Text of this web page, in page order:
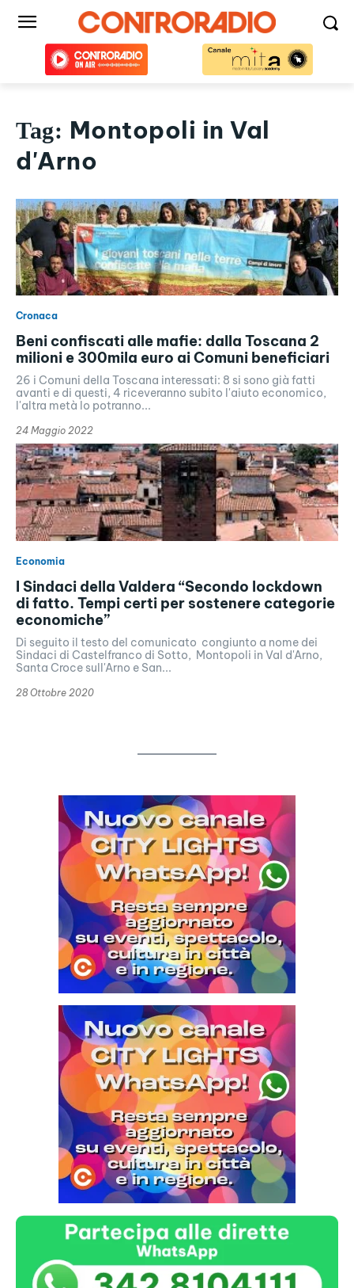
Tag: Montopoli in Val
d'Arno
Cronaca
Beni confiscati alle mafie: dalla Toscana 2
milioni e 300mila euro ai Comuni beneficiari
26 i Comuni della Toscana interessati: 8 si sono già fatti
avanti e di questi, 4 riceveranno subito l'aiuto economico,
l'altra metà lo potranno...
24 Maggio 2022
Economia
I Sindaci della Valdera “Secondo lockdown
di fatto. Tempi certi per sostenere categorie
economiche”
Di seguito il testo del comunicato congiunto a nome dei
Sindaci di Castelfranco di Sotto, Montopoli in Val d'Arno,
Santa Croce sull'Arno e San...
28 Ottobre 2020